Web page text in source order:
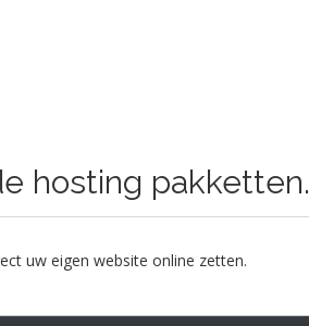
hosting pakketten.
uw eigen website online zetten.